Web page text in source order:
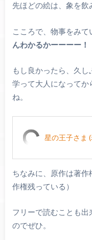
先ほどの絵は、象を飲
こころで、物事をみ
んわかるかーーーー！
もし良かったら、久
学って大人になってか
ね。
星の王子さま
ちなみに、原作は著
作権残っている）
フリーで読むことも
のでぜひ。